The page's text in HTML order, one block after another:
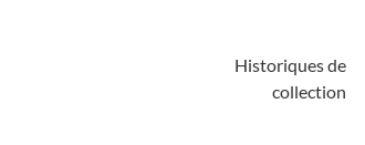
Historiques de
collection